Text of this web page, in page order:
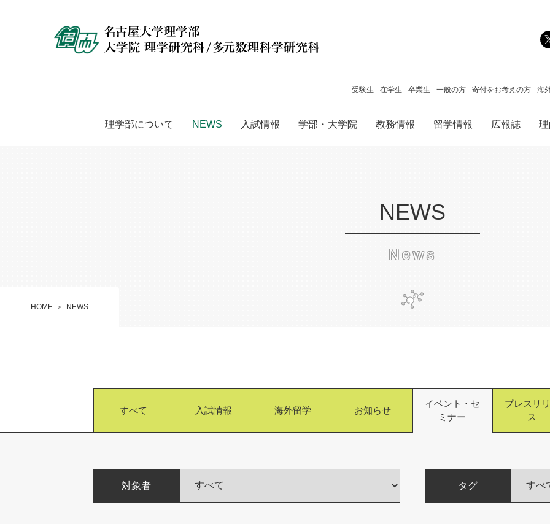
受験生 在学生 卒業生 一般の方 寄付をお考えの方 海
理学部について NEWS 入試情報 学部・大学院 教務情報 留学情報 広報誌
NEWS
News
HOME NEWS
すべて 入試情報 海外留学 お知らせ
イベント・セ
ミナー
プレスリ
ス
対象者 タグ